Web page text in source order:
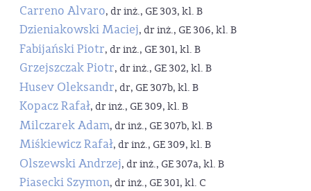
Carreno Alvaro, dr inż., GE 303, kl. B
Dzieniakowski Maciej, dr inż., GE 306, kl. B
Fabijański Piotr, dr inż., GE 301, kl. B
Grzejszczak Piotr, dr inż., GE 302, kl. B
Husev Oleksandr, dr, GE 307b, kl. B
Kopacz Rafał, dr inż., GE 309, kl. B
Milczarek Adam, dr inż., GE 307b, kl. B
Miśkiewicz Rafał, dr inż., GE 309, kl. B
Olszewski Andrzej, dr inż., GE 307a, kl. B
Piasecki Szymon, dr inż., GE 301, kl. C